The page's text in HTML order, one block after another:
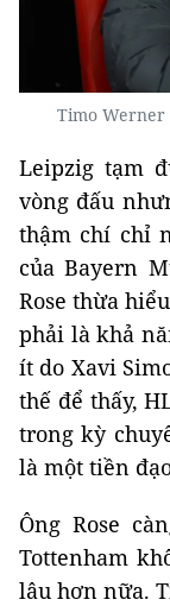
Timo
Leipzig tạm
vòng đấu
thậm chí chỉ
của Bayern
Rose thừa
phải là khả
ít do Xavi
thế để thấy,
trong kỳ
là một tiền
Ông Rose
Tottenham
lâu hơn nữa.